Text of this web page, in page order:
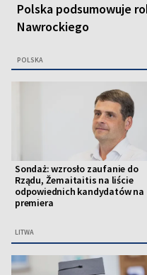
Polska podsumowuje
Nawrockiego
POLSKA
Sondaż: wzrosło zaufanie do
Rządu, Žemaitaitis na liście
odpowiednich kandydatów na
premiera
LITWA